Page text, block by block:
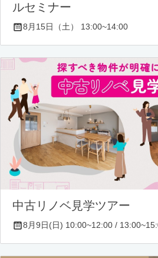
ルセミナー
8月15日（土） 13:00~14:00
中古リノベ見学ツアー
8月9日(日) 10:00~12:00 /